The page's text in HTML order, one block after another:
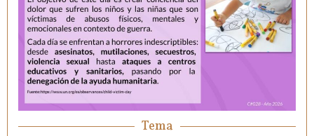
Tema